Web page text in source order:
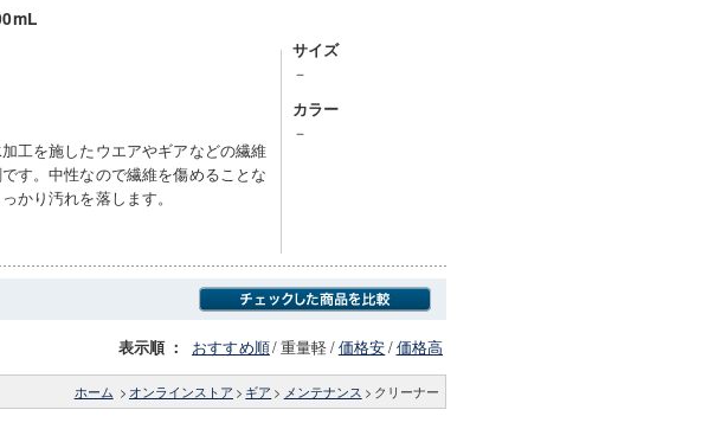
工を施したウエアやギアなどの繊維
す。中性なので繊維を傷めることな
かり汚れを落します。
サイズ
－
カラー
－
表示順 ： おすすめ順/重量軽/価格安/価格高
ホーム > オンラインストア > ギア > メンテナンス > クリーナー